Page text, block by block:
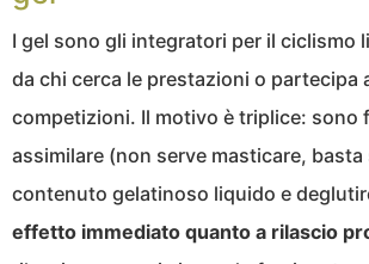
I gel sono gli integratori per il ciclismo
da chi cerca le prestazioni o partecipa
competizioni. Il motivo è triplice: sono
assimilare (non serve masticare, basta
contenuto gelatinoso liquido e
effetto immediato quanto a rilascio